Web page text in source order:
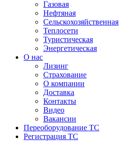
Газовая
Нефтяная
Сельскохозяйственная
Теплосети
Туристическая
Энергетическая
О нас
Лизинг
Страхование
О компании
Доставка
Контакты
Видео
Вакансии
Переоборудование ТС
Регистрация ТС